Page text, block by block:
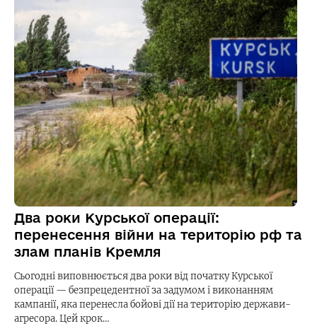
Два роки Курської операції:
перенесення війни на територію рф та
злам планів Кремля
Сьогодні виповнюється два роки від початку Курської
операції — безпрецедентної за задумом і виконанням
кампанії, яка перенесла бойові дії на територію держави-
агресора. Цей крок…